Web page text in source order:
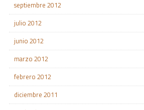
septiembre 2012
julio 2012
junio 2012
marzo 2012
febrero 2012
diciembre 2011